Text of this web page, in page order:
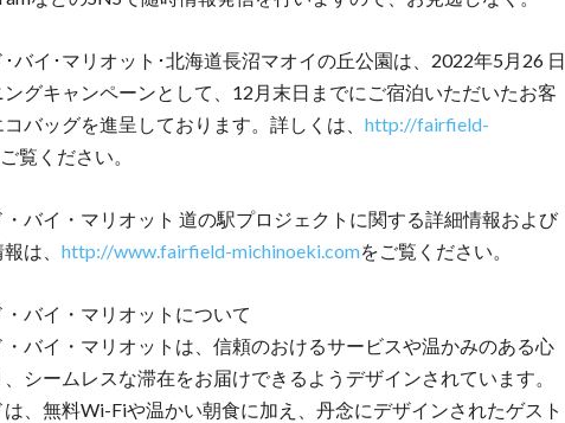
バイ･マリオット･北海道長沼マオイの丘公園は、2022年5月26 日
グキャンペーンとして、12月末日までにご宿泊いただいたお客
バッグを進呈しております。詳しくは、 http://fairfield-
覧ください。
バイ・マリオット 道の駅プロジェクトに関する詳細情報および
は、 http://www.fairfield-michinoeki.comをご覧ください。
バイ・マリオットについて
バイ・マリオットは、信頼のおけるサービスや温かみのある心
シームレスな滞在をお届けできるようデザインされています。
、無料Wi-Fiや温かい朝食に加え、丹念にデザインされたゲスト